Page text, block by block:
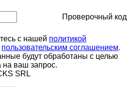
Проверочный код
с нашей политикой
пользовательским соглашением.
будут обработаны с целью
на ваш запрос.
SRL